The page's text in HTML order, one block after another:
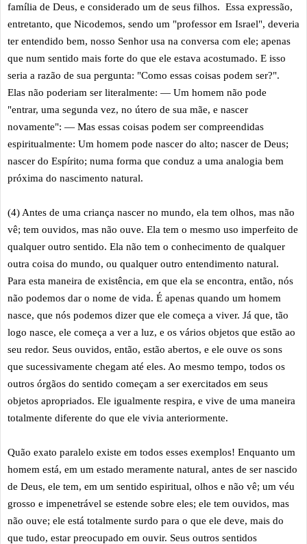
família de Deus, e considerado um de seus filhos. Essa expressão,
entretanto, que Nicodemos, sendo um "professor em Israel", deveria
ter entendido bem, nosso Senhor usa na conversa com ele; apenas
que num sentido mais forte do que ele estava acostumado. E isso
seria a razão de sua pergunta: "Como essas coisas podem ser?".
Elas não poderiam ser literalmente: — Um homem não pode
"entrar, uma segunda vez, no útero de sua mãe, e nascer
novamente": — Mas essas coisas podem ser compreendidas
espiritualmente: Um homem pode nascer do alto; nascer de Deus;
nascer do Espírito; numa forma que conduz a uma analogia bem
próxima do nascimento natural.
(4) Antes de uma criança nascer no mundo, ela tem olhos, mas não
vê; tem ouvidos, mas não ouve. Ela tem o mesmo uso imperfeito de
qualquer outro sentido. Ela não tem o conhecimento de qualquer
outra coisa do mundo, ou qualquer outro entendimento natural.
Para esta maneira de existência, em que ela se encontra, então, nós
não podemos dar o nome de vida. É apenas quando um homem
nasce, que nós podemos dizer que ele começa a viver. Já que, tão
logo nasce, ele começa a ver a luz, e os vários objetos que estão ao
seu redor. Seus ouvidos, então, estão abertos, e ele ouve os sons
que sucessivamente chegam até eles. Ao mesmo tempo, todos os
outros órgãos do sentido começam a ser exercitados em seus
objetos apropriados. Ele igualmente respira, e vive de uma maneira
totalmente diferente do que ele vivia anteriormente.
Quão exato paralelo existe em todos esses exemplos! Enquanto um
homem está, em um estado meramente natural, antes de ser nascido
de Deus, ele tem, em um sentido espiritual, olhos e não vê; um véu
grosso e impenetrável se estende sobre eles; ele tem ouvidos, mas
não ouve; ele está totalmente surdo para o que ele deve, mais do
que tudo, estar preocupado em ouvir. Seus outros sentidos